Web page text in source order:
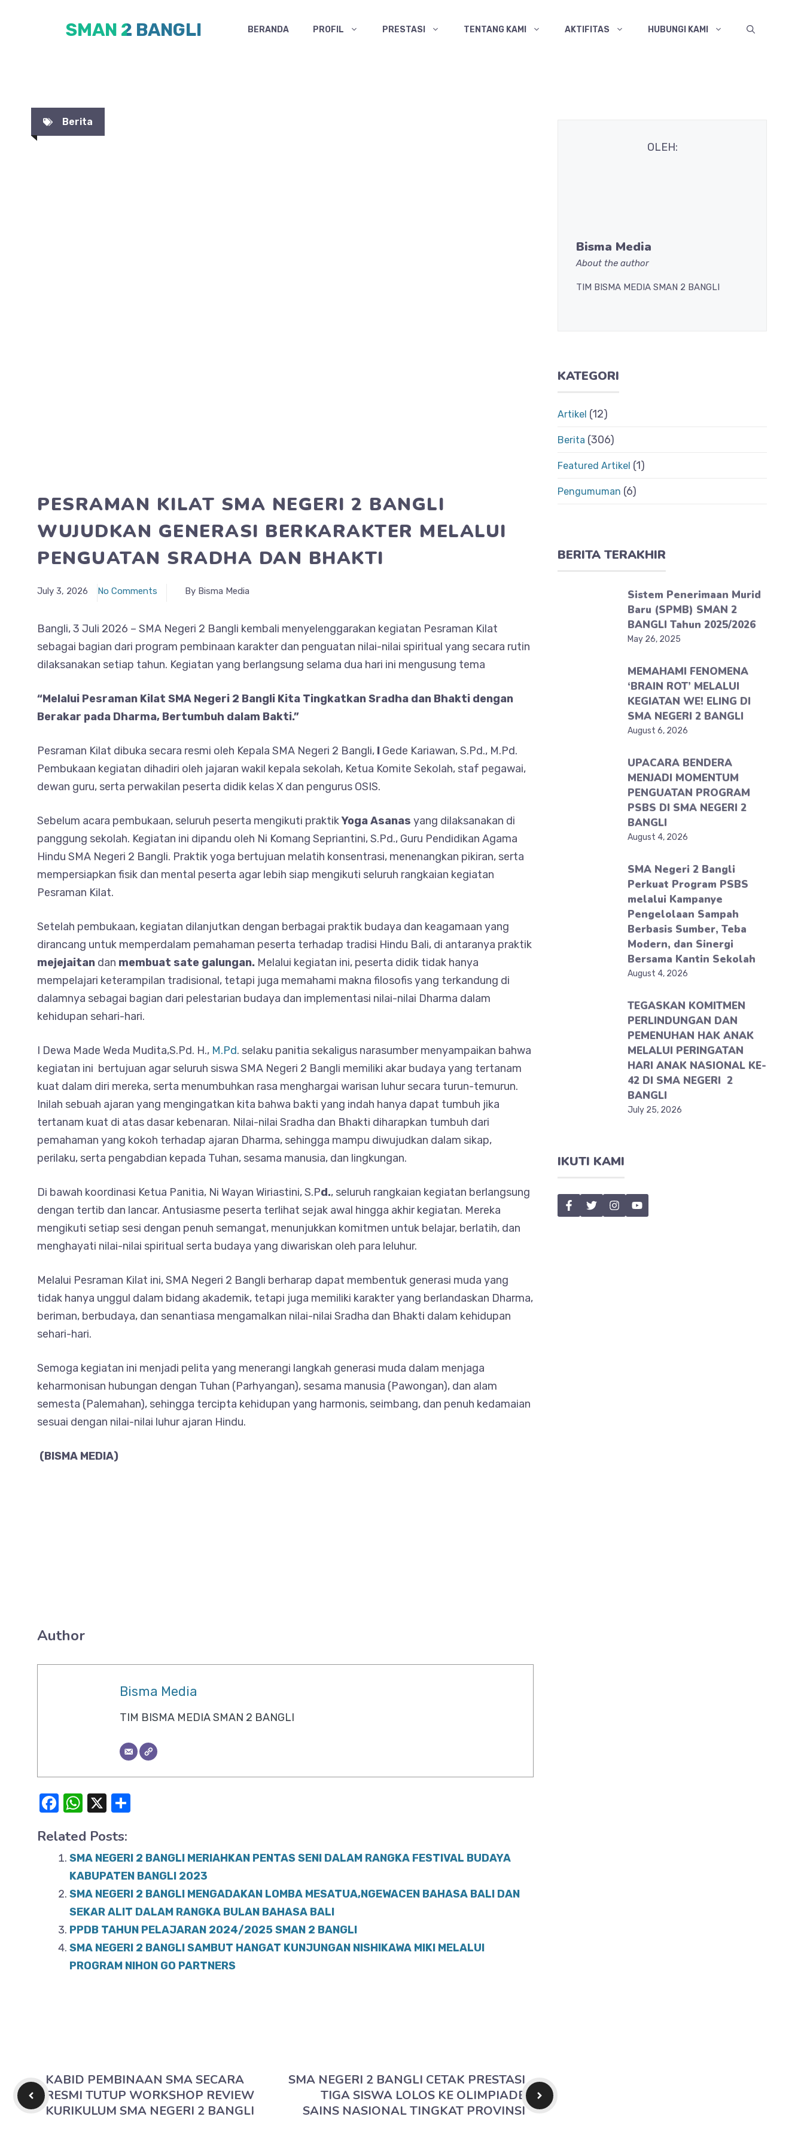
SMAN 2 BANGLI BERANDA PROFIL PRESTASI TENTANG KAMI AKTIFITAS HUBUNGI KAMI
Berita
PESRAMAN KILAT SMA NEGERI 2 BANGLI
WUJUDKAN GENERASI BERKARAKTER MELALUI
PENGUATAN SRADHA DAN BHAKTI
July 3, 2026 No Comments By Bisma Media
Bangli, 3 Juli 2026 – SMA Negeri 2 Bangli kembali menyelenggarakan kegiatan Pesraman Kilat
sebagai bagian dari program pembinaan karakter dan penguatan nilai-nilai spiritual yang secara rutin
dilaksanakan setiap tahun. Kegiatan yang berlangsung selama dua hari ini mengusung tema
“Melalui Pesraman Kilat SMA Negeri 2 Bangli Kita Tingkatkan Sradha dan Bhakti dengan
Berakar pada Dharma, Bertumbuh dalam Bakti.”
Pesraman Kilat dibuka secara resmi oleh Kepala SMA Negeri 2 Bangli, I Gede Kariawan, S.Pd., M.Pd.
Pembukaan kegiatan dihadiri oleh jajaran wakil kepala sekolah, Ketua Komite Sekolah, staf pegawai,
dewan guru, serta perwakilan peserta didik kelas X dan pengurus OSIS.
Sebelum acara pembukaan, seluruh peserta mengikuti praktikYoga Asanas yang dilaksanakan di
panggung sekolah. Kegiatan ini dipandu oleh Ni Komang Sepriantini, S.Pd., Guru Pendidikan Agama
Hindu SMA Negeri 2 Bangli. Praktik yoga bertujuan melatih konsentrasi, menenangkan pikiran, serta
mempersiapkan fisik dan mental peserta agar lebih siap mengikuti seluruh rangkaian kegiatan
Pesraman Kilat.
Setelah pembukaan, kegiatan dilanjutkan dengan berbagai praktik budaya dan keagamaan yang
dirancang untuk memperdalam pemahaman peserta terhadap tradisi Hindu Bali, di antaranya praktik
mejejaitan dan membuat sate galungan. Melalui kegiatan ini, peserta didik tidak hanya
mempelajari keterampilan tradisional, tetapi juga memahami makna filosofis yang terkandung di
dalamnya sebagai bagian dari pelestarian budaya dan implementasi nilai-nilai Dharma dalam
kehidupan sehari-hari.
I Dewa Made Weda Mudita,S.Pd. H., M.Pd. selaku panitia sekaligus narasumber menyampaikan bahwa
kegiatan ini bertujuan agar seluruh siswa SMA Negeri 2 Bangli memiliki akar budaya yang tertanam
kuat dalam diri mereka, serta menumbuhkan rasa menghargai warisan luhur secara turun-temurun.
Inilah sebuah ajaran yang mengingatkan kita bahwa bakti yang indah hanya dapat tumbuh jika
tertanam kuat di atas dasar kebenaran. Nilai-nilai Sradha dan Bhakti diharapkan tumbuh dari
pemahaman yang kokoh terhadap ajaran Dharma, sehingga mampu diwujudkan dalam sikap,
perilaku, serta pengabdian kepada Tuhan, sesama manusia, dan lingkungan.
Di bawah koordinasi Ketua Panitia, Ni Wayan Wiriastini, S.Pd., seluruh rangkaian kegiatan berlangsung
dengan tertib dan lancar. Antusiasme peserta terlihat sejak awal hingga akhir kegiatan. Mereka
mengikuti setiap sesi dengan penuh semangat, menunjukkan komitmen untuk belajar, berlatih, dan
menghayati nilai-nilai spiritual serta budaya yang diwariskan oleh para leluhur.
Melalui Pesraman Kilat ini, SMA Negeri 2 Bangli berharap dapat membentuk generasi muda yang
tidak hanya unggul dalam bidang akademik, tetapi juga memiliki karakter yang berlandaskan Dharma,
beriman, berbudaya, dan senantiasa mengamalkan nilai-nilai Sradha dan Bhakti dalam kehidupan
sehari-hari.
Semoga kegiatan ini menjadi pelita yang menerangi langkah generasi muda dalam menjaga
keharmonisan hubungan dengan Tuhan (Parhyangan), sesama manusia (Pawongan), dan alam
semesta (Palemahan), sehingga tercipta kehidupan yang harmonis, seimbang, dan penuh kedamaian
sesuai dengan nilai-nilai luhur ajaran Hindu.
(BISMA MEDIA)
Author
Bisma Media
TIM BISMA MEDIA SMAN 2 BANGLI
F
c
e
o
o
k
W
at
s
A
p
p
X
e
Related Posts:
SMA NEGERI 2 BANGLI MERIAHKAN PENTAS SENI DALAM RANGKA FESTIVAL BUDAYA
KABUPATEN BANGLI 2023
SMA NEGERI 2 BANGLI MENGADAKAN LOMBA MESATUA,NGEWACEN BAHASA BALI DAN
SEKAR ALIT DALAM RANGKA BULAN BAHASA BALI
PPDB TAHUN PELAJARAN 2024/2025 SMAN 2 BANGLI
SMA NEGERI 2 BANGLI SAMBUT HANGAT KUNJUNGAN NISHIKAWA MIKI MELALUI
PROGRAM NIHON GO PARTNERS
KABID PEMBINAAN SMA SECARA
RESMI TUTUP WORKSHOP REVIEW
KURIKULUM SMA NEGERI 2 BANGLI
SMA NEGERI 2 BANGLI CETAK PRESTASI
TIGA SISWA LOLOS KE OLIMPIADE
SAINS NASIONAL TINGKAT PROVINSI
OLEH:
Bisma Media
About the author
TIM BISMA MEDIA SMAN 2 BANGLI
KATEGORI
Artikel (12)
Berita (306)
Featured Artikel (1)
Pengumuman (6)
BERITA TERAKHIR
Sistem Penerimaan Murid
Baru (SPMB) SMAN 2
BANGLI Tahun 2025/2026
May 26, 2025
MEMAHAMI FENOMENA
‘BRAIN ROT’ MELALUI
KEGIATAN WE! ELING DI
SMA NEGERI 2 BANGLI
August 6, 2026
UPACARA BENDERA
MENJADI MOMENTUM
PENGUATAN PROGRAM
PSBS DI SMA NEGERI 2
BANGLI
August 4, 2026
SMA Negeri 2 Bangli
Perkuat Program PSBS
melalui Kampanye
Pengelolaan Sampah
Berbasis Sumber, Teba
Modern, dan Sinergi
Bersama Kantin Sekolah
August 4, 2026
TEGASKAN KOMITMEN
PERLINDUNGAN DAN
PEMENUHAN HAK ANAK
MELALUI PERINGATAN
HARI ANAK NASIONAL KE-
42 DI SMA NEGERI 2
BANGLI
July 25, 2026
IKUTI KAMI